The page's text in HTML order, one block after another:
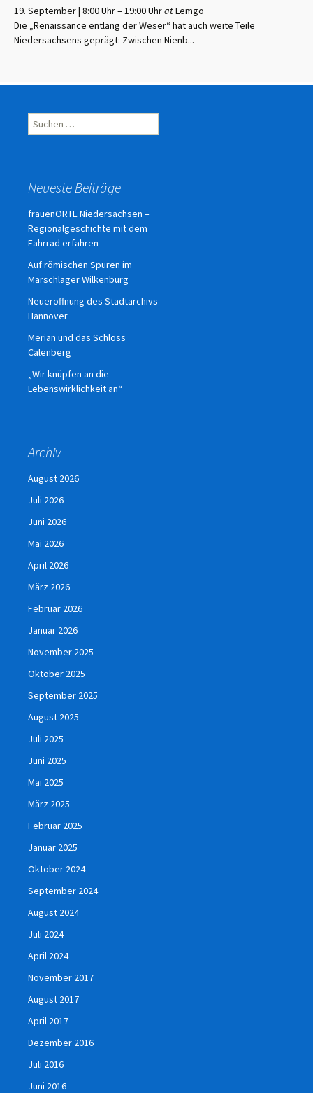
19. September | 8:00 Uhr–19:00 UhratLemgo
Die „Renaissance entlang der Weser“ hat auch weite Teile
Niedersachsens geprägt: Zwischen Nienb...
Suchen
nach:
Neueste Beiträge
frauenORTE Niedersachsen –
Regionalgeschichte mit dem
Fahrrad erfahren
Auf römischen Spuren im
Marschlager Wilkenburg
Neueröffnung des Stadtarchivs
Hannover
Merian und das Schloss
Calenberg
„Wir knüpfen an die
Lebenswirklichkeit an“
Archiv
August 2026
Juli 2026
Juni 2026
Mai 2026
April 2026
März 2026
Februar 2026
Januar 2026
November 2025
Oktober 2025
September 2025
August 2025
Juli 2025
Juni 2025
Mai 2025
März 2025
Februar 2025
Januar 2025
Oktober 2024
September 2024
August 2024
Juli 2024
April 2024
November 2017
August 2017
April 2017
Dezember 2016
Juli 2016
Juni 2016